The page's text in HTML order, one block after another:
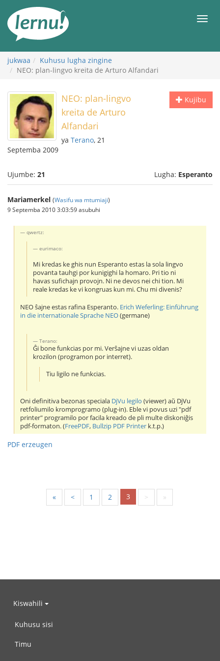
maudhui
jukwaa
Kuhusu lugha zingine
NEO: plan-lingvo kreita de Arturo Alfandari
Kujibu
NEO: plan-lingvo
kreita de Arturo
Alfandari
ya Terano, 21
Septemba 2009
Ujumbe: 21 Lugha: Esperanto
Mariamerkel (Wasifu wa mtumiaji)
9 Septemba 2010 3:03:59 asubuhi
qwertz:
eurimaco:
Mi kredas ke ghis nun Esperanto estas la sola lingvo
povanta tauhgi por kunigighi la homaro. Pri tio ni
havas sufichajn provojn. Ni ne devos nei chi tion. Mi
reale kredas ke vi kongruas kun mi. Chu mi divenis?
NEO ŝajne estas rafina Esperanto. Erich Weferling: Einführung
in die internationale Sprache NEO(germane)
Terano:
Ĝi bone funkcias por mi. Verŝajne vi uzas oldan
krozilon (programon por interret).
Tiu ligilo ne funkcias.
Oni definitiva bezonas speciala DjVu legilo (viewer) aŭ DjVu
retfoliumilo kromprogramo (plug-in). Eble vi povus uzi "pdf
printer" programilo por facila kreado de pli multe diskoniĝis
pdf-formaton. (FreePDF, Bullzip PDF Printer k.t.p.)
PDF erzeugen
« < 1 2 3 > »
Kiswahili
Kuhusu sisi
Timu